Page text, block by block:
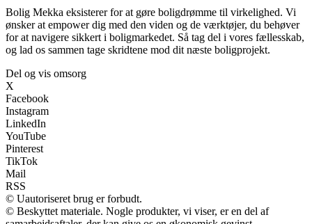
Bolig Mekka eksisterer for at gøre boligdrømme til virkelighed. Vi
ønsker at empower dig med den viden og de værktøjer, du behøver
for at navigere sikkert i boligmarkedet. Så tag del i vores fællesskab,
og lad os sammen tage skridtene mod dit næste boligprojekt.
Del og vis omsorg
X
Facebook
Instagram
LinkedIn
YouTube
Pinterest
TikTok
Mail
RSS
© Uautoriseret brug er forbudt.
© Beskyttet materiale. Nogle produkter, vi viser, er en del af